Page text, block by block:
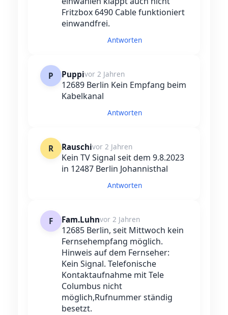
Fritzbox 6490 Cable funktioniert
einwandfrei.
Antworten
P Puppivor 2 Jahren
12689 Berlin Kein Empfang beim
Kabelkanal
Antworten
R Rauschivor 2 Jahren
Kein TV Signal seit dem 9.8.2023
in 12487 Berlin Johannisthal
Antworten
F Fam.Luhnvor 2 Jahren
12685 Berlin, seit Mittwoch kein
Fernsehempfang möglich.
Hinweis auf dem Fernseher:
Kein Signal. Telefonische
Kontaktaufnahme mit Tele
Columbus nicht
möglich,Rufnummer ständig
besetzt.